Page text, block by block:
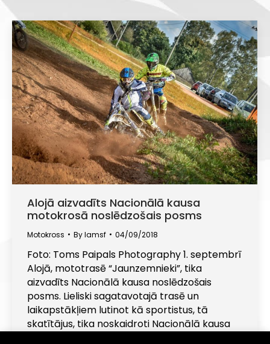
Alojā aizvadīts Nacionālā kausa
motokrosā noslēdzošais posms
Motokross Bylamsf 04/09/2018
Foto: Toms Paipals Photography 1. septembrī
Alojā, mototrasē “Jaunzemnieki”, tika
aizvadīts Nacionālā kausa noslēdzošais
posms. Lieliski sagatavotajā trasē un
laikapstākļiem lutinot kā sportistus, tā
skatītājus, tika noskaidroti Nacionālā kausa